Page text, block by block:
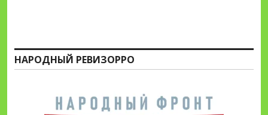
НАРОДНЫЙ РЕВИЗОРРО